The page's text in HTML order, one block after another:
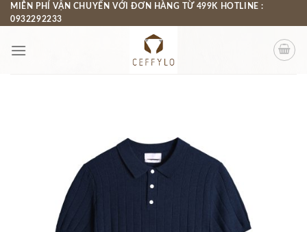
Chuyển
đến
dung
MIỄN PHÍ VẬN CHUYỂN VỚI ĐƠN HÀNG TỪ 499K HOTLINE :
0932292233